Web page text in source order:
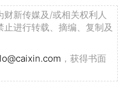
新传媒及/或相关权利人
进行转载、摘编、复制及
，获得书面